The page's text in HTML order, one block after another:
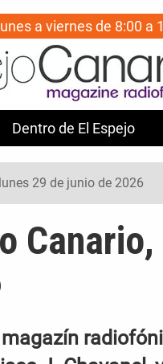
Dentro de El Espejo
a viernes de 8:00 a
29 de junio de 2026